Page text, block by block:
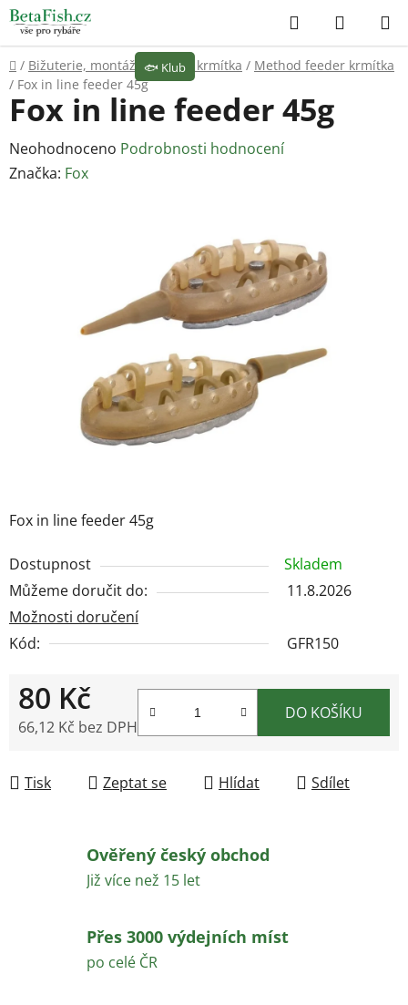
Přejít
na
obsah
Hledat
KOŠÍK
Domů
/ Bižuterie, montáže / Olova, krmítka / Method feeder krmítka
/ Fox in line feeder 45g
Fox in line feeder 45g
Dostupnost
Skladem
Můžeme doručit do:
11.8.2026
Možnosti doručení
Kód:
GFR150
80 Kč
66,12 Kč bez DPH
DO KOŠÍKU
Tisk Zeptat se Hlídat Sdílet
Fox in line feeder 45g
Průměrné
hodnocení
Neohodnoceno Podrobnosti hodnocení
Značka: Fox
Ověřený český obchod
Již více než 15 let
Přes 3000 výdejních míst
po celé ČR
🐟 Klub